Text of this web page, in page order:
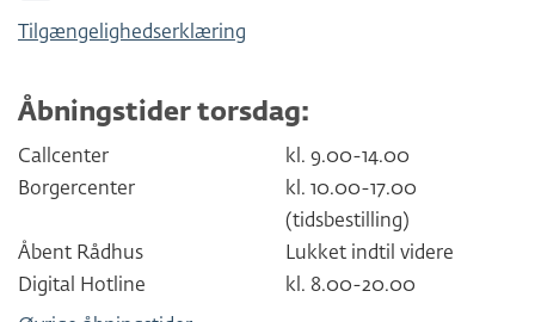
Tilgængelighedserklæring
Åbningstider torsdag:
Callcenter
kl. 9.00-14.00
Borgercenter
kl. 10.00-17.00
(tidsbestilling)
Åbent Rådhus
Lukket indtil videre
Digital Hotline
kl. 8.00-20.00